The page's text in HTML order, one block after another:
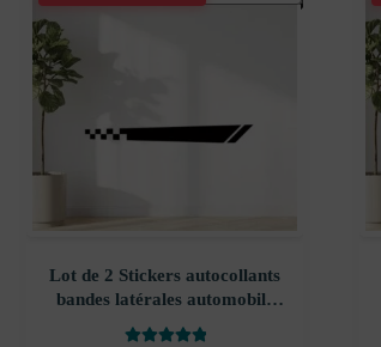
Lot de 2 Stickers autocollants
bandes latérales automobile
MOD3